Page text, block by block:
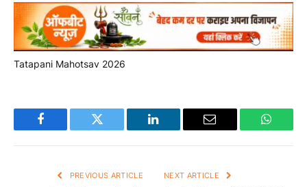
Tatapani Mahotsav 2026
Facebook Twitter LinkedIn Email
PREVIOUS ARTICLE NEXT ARTICLE